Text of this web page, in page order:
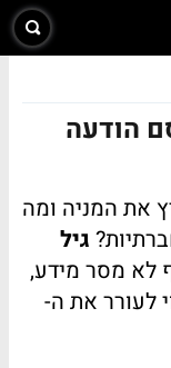
הודעה
את המניה ומה
גיל
לא מסר מידע,
לעורר את ה-